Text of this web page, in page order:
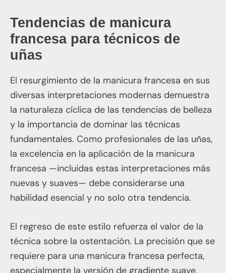
Tendencias de manicura
francesa para técnicos de
uñas
El resurgimiento de la manicura francesa en sus
diversas interpretaciones modernas demuestra
la naturaleza cíclica de las tendencias de belleza
y la importancia de dominar las técnicas
fundamentales. Como profesionales de las uñas,
la excelencia en la aplicación de la manicura
francesa —incluidas estas interpretaciones más
nuevas y suaves— debe considerarse una
habilidad esencial y no solo otra tendencia.
El regreso de este estilo refuerza el valor de la
técnica sobre la ostentación. La precisión que se
requiere para una manicura francesa perfecta,